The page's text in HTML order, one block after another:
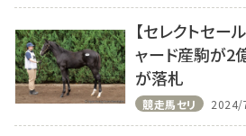
【セレクトセー
ャード産駒が
が落札
競走馬セリ 2024/